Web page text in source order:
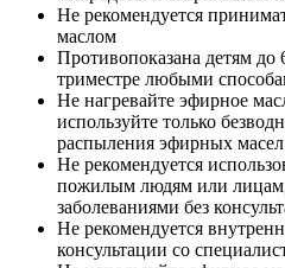
Не рекомендуется
маслом
Противопоказана детям
триместре любыми
Не нагревайте эфирное
используйте только
распыления эфирных масел
Не рекомендуется
пожилым людям или
заболеваниями без
Не рекомендуется
консультации со